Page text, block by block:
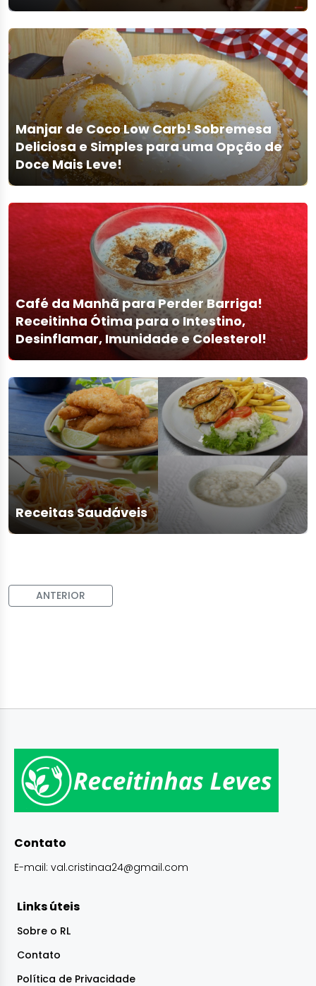
Manjar de Coco Low Carb! Sobremesa
Deliciosa e Simples para uma Opção de
Doce Mais Leve!
Café da Manhã para Perder Barriga!
Receitinha Ótima para o Intestino,
Desinflamar, Imunidade e Colesterol!
Receitas Saudáveis
ANTERIOR
Contato
E-mail: val.cristinaa24@gmail.com
Links úteis
Sobre o RL
Contato
Política de Privacidade